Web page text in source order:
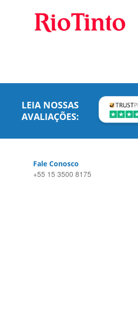
LEIA NOSSAS
AVALIAÇÕES:
Fale Conosco
+55 15 3500 8175